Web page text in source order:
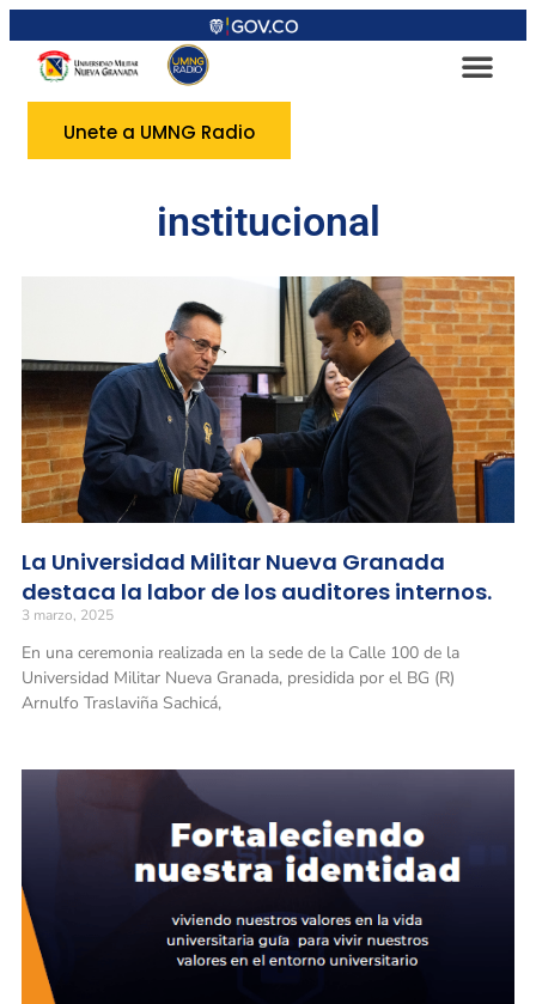
Unete a UMNG Radio
institucional
La Universidad Militar Nueva Granada
destaca la labor de los auditores internos.
3 marzo, 2025
En una ceremonia realizada en la sede de la Calle 100 de la
Universidad Militar Nueva Granada, presidida por el BG (R)
Arnulfo Traslaviña Sachicá,